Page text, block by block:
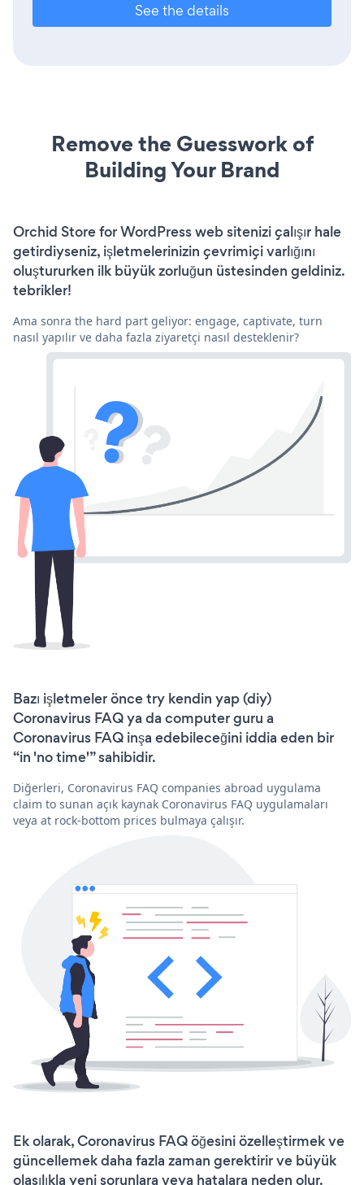
See the details
Remove the Guesswork of
Building Your Brand
Orchid Store for WordPress web sitenizi çalışır hale
getirdiyseniz, işletmelerinizin çevrimiçi varlığını
oluştururken ilk büyük zorluğun üstesinden geldiniz.
tebrikler!
Ama sonra the hard part geliyor: engage, captivate, turn
nasıl yapılır ve daha fazla ziyaretçi nasıl desteklenir?
Bazı işletmeler önce try kendin yap (diy)
Coronavirus FAQ ya da computer guru a
Coronavirus FAQ inşa edebileceğini iddia eden bir
“in 'no time'” sahibidir.
Diğerleri, Coronavirus FAQ companies abroad uygulama
claim to sunan açık kaynak Coronavirus FAQ uygulamaları
veya at rock-bottom prices bulmaya çalışır.
Ek olarak, Coronavirus FAQ öğesini özelleştirmek ve
güncellemek daha fazla zaman gerektirir ve büyük
olasılıkla yeni sorunlara veya hatalara neden olur.